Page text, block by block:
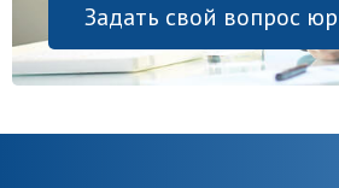
Задать свой вопрос